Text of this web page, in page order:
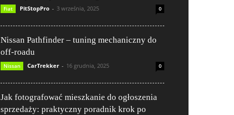
Fiat PitStopPro - 3 września, 2025 0
Nissan Pathfinder – tuning mechaniczny do
off-roadu
Nissan CarTrekker - 16 grudnia, 2025 0
Jak fotografować mieszkanie do ogłoszenia
sprzedaży: praktyczny poradnik krok po